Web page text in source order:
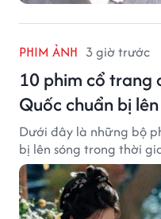
PHIM ẢNH 3 giờ trước
10 phim cổ trang
Quốc chuẩn bị
Dưới đây là những bộ
bị lên sóng trong thời